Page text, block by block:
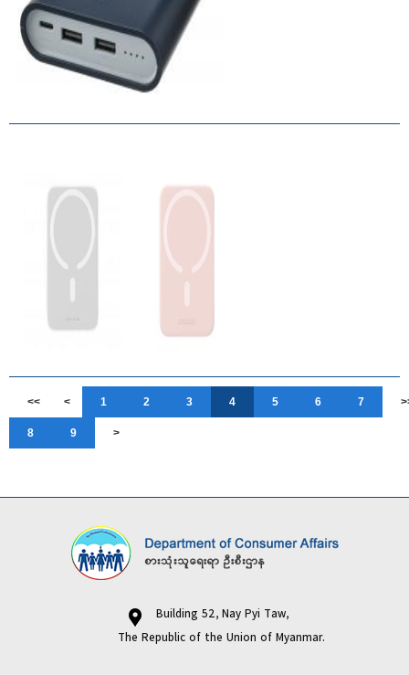
<< < 1 2 3 4 5 6 7
8 9 >
Building 52, Nay Pyi Taw,
The Republic of the Union of Myanmar.